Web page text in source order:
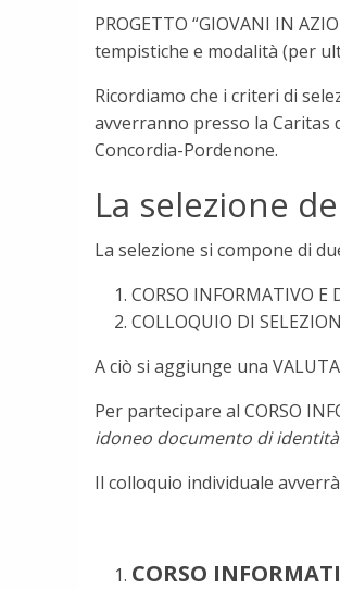
PROGETTO “GIOVANI IN
tempistiche e modalità (per
Ricordiamo che i criteri di
avverranno presso la Caritas
Concordia-Pordenone.
La selezione
La selezione si compone di
CORSO INFORMATIVO
COLLOQUIO DI
A ciò si aggiunge una
Per partecipare al CORSO
idoneo documento di
Il colloquio individuale avverrà
CORSO